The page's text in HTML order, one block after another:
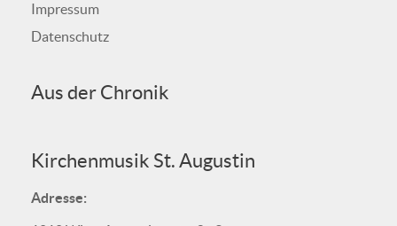
Impressum
Datenschutz
Aus der Chronik
Kirchenmusik St. Augustin
Adresse: